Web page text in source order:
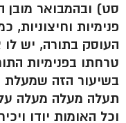
סט) ובהמבואר מובן
פנימיות וחיצוניות,
העוסק בתורה, יש לו
טרחתו בפנימיות
בשיעור הזה שמעלת
תעלה מעלה מעלה על
וכל האומות יודו